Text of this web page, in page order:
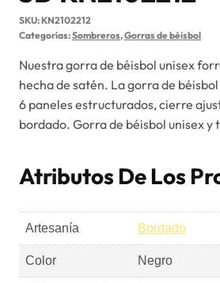
SKU:KN2102212
Categorías:Sombreros,Gorras de béisbol
Nuestra gorra de béisbol unisex
hecha de satén. La gorra de
6 paneles estructurados, cierre
bordado. Gorra de béisbol unisex y
Atributos De Los
Artesanía Bordado
Color Negro